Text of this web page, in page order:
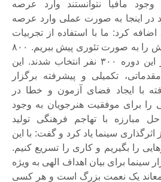
مافیا نتوانستند وارد عرصه
در اینجا به صورت عملی وارد عرصه
کرد: ما با استفاده از تجربیات
دیگران نمی‌خواهیم آموزش را به صورت تئوری پیش ببریم. ۸۰۰
نفر داوطلبان شرکت در این دوره ۳۰۰ نفر انتخاب شدند. این
۳ مرحله مقدماتی، تکمیلی و پیشرفته برگزار
با ایجاد فضای آزمون و خطا در
برای موفقیت هنرجویان به وجود
حل مبارزه با تهاجم فرهنگی تولید
سینما یاد کرد و گفت: با این
را بگیریم و کاری را تسریع کنیم.
سینما برای بیان اهداف الهی به ویژه
معاند یک نعمت بزرگ است و هر کسی